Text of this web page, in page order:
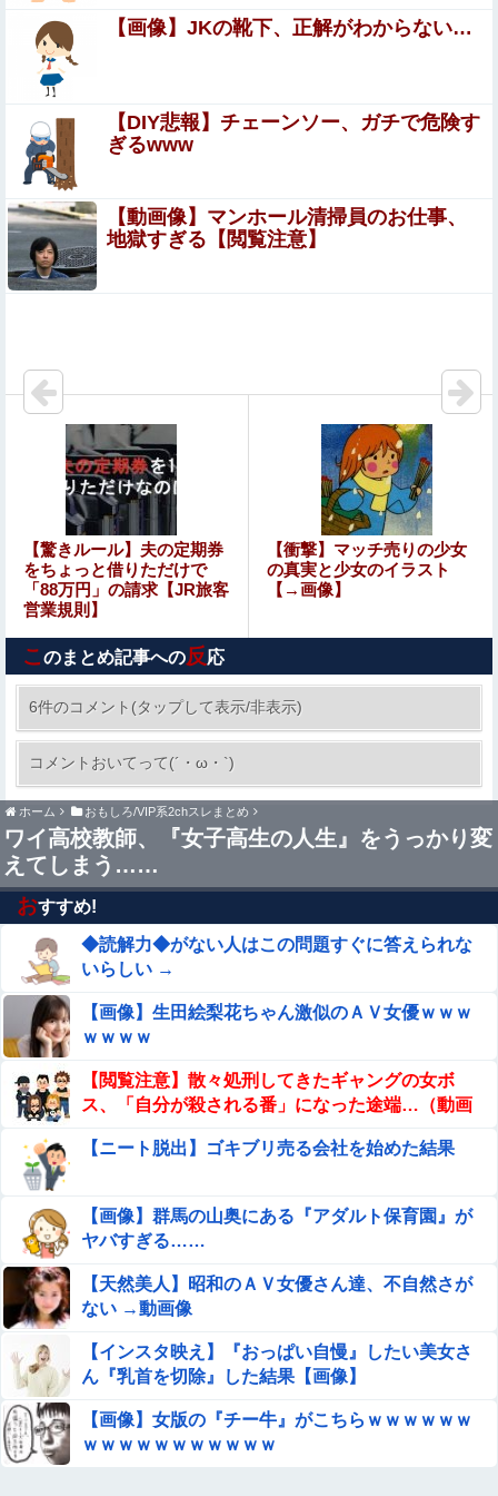
職場の人妻と不倫をして、ついに、、、
積水ハウス「地面師に55億円騙し取られた…」ワイ「はえ
ーかわいそう…会社滅茶苦茶やろなぁ」
コインランドリーで私物の乾燥機シートを「ご自由にどう
ぞだろw」と勝手に盗もうとしたDQN夫婦！注意したら
「は？名前かいてないんですけど」と逆ギレ
イスラム教徒の10代男女の「お互いに体を触ってはい
けないセ○クス」、逆にエロいんだが
れいわ新選組、党名変更を発表 新党名は...
フリマ民「あと500円値下げ出来ませんか????」ワイ「ほ
～い購入ｗ」
【画像】石川佳純さん(31)の体、エッッッッッッッッッッ
ッッッッッッッ！
歴代最多得票記録でトップ当選の河合ゆうすけ市議、埼玉
知事選（来年８月）に立候補表明！「埼玉県の外国人問題
を解決するには、知事選で保守の政治家が立...
【動画】高速道路を走行中の車からリアガラスが飛んでく
中居正広さん、ひそかに◯◯していた・・・他
【シャニソン】果穂の胸がこんなにナーフされて
可哀想に…
SHEINのブラのレビューで画像有りのフィルタ使うと素人
のお○ぱい見放題ｗｗｗｗｗｗｗ
今iPhone 17 Pro Max買うってあり？
PS4「FF7リメイク」ティファの戦闘シーンの詳細公開！
正拳突きやかかと落としがセクシーだ！
【日向坂46】初日から激アツの内容！！『三期生LIVE』
大阪公演のセトリ・レポまとめ
山田ゆり、AVデビュー＆乳首ヌードお●ぱいがエ□過ぎ
る！Madonna超大型新人、セッ●ス解禁！（エ□動画）
【甲子園】青森山田が暑さ対策でユニ一新 ボタン廃止で
Tシャツ素材wwwwwwwwwwwwwwwwww他
【悲報】 ニンダイさん、ピークが開幕大谷翔平のがっかり
ダイレクトだったと言われてしまう
手を使っても最強！『ブルーロック』主演・高橋文哉、始
球式でノーバン＆深い一礼に称賛【動画】他
特定外来カミキリムシに1匹300円の賞金をかけた高崎市、
初日に1170匹持ち込まれる
やっぱり肉が好き
【画像】JKの靴下、正解がわからない…
【DIY悲報】チェーンソー、ガチで危険す
ぎるwww
【動画像】マンホール清掃員のお仕事、
地獄すぎる【閲覧注意】
【驚きルール】夫の定期券
をちょっと借りただけで
「88万円」の請求【JR旅客
営業規則】
【衝撃】マッチ売りの少女
の真実と少女のイラスト
【→画像】
こ のまとめ記事への反応
6件のコメント(タップして表示/非表示)
コメントおいてって(´・ω・`)
ホーム おもしろ/VIP系2chスレまとめ
ワイ高校教師、『女子高生の人生』をうっかり変
えてしまう……
おすすめ!
◆読解力◆がない人はこの問題すぐに答えられな
いらしい →
【画像】生田絵梨花ちゃん激似のＡＶ女優ｗｗｗ
ｗｗｗｗ
【閲覧注意】散々処刑してきたギャングの女ボ
ス、「自分が殺される番」になった途端…（動画
【ニート脱出】ゴキブリ売る会社を始めた結果
【画像】群馬の山奥にある『アダルト保育園』が
ヤバすぎる……
【天然美人】昭和のＡＶ女優さん達、不自然さが
ない →動画像
【インスタ映え】『おっぱい自慢』したい美女さ
ん『乳首を切除』した結果【画像】
【画像】女版の『チー牛』がこちらｗｗｗｗｗｗ
ｗｗｗｗｗｗｗｗｗｗｗ